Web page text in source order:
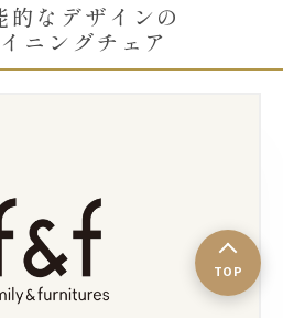
的なデザインの
ニングチェア
TOP